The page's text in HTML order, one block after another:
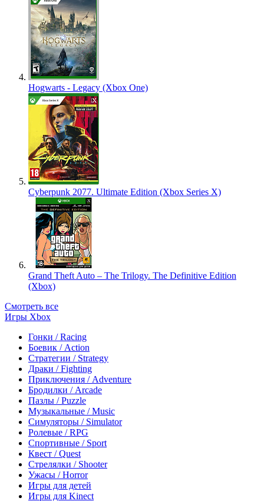
Hogwarts - Legacy (Xbox One)
Cyberpunk 2077. Ultimate Edition (Xbox Series X)
Grand Theft Auto – The Trilogy. The Definitive Edition
(Xbox)
Смотреть все
Игры Xbox
Гонки / Racing
Боевик / Action
Стратегии / Strategy
Драки / Fighting
Приключения / Adventure
Бродилки / Arcade
Пазлы / Puzzle
Музыкальные / Music
Симуляторы / Simulator
Ролевые / RPG
Спортивные / Sport
Квест / Quest
Стрелялки / Shooter
Ужасы / Horror
Игры для детей
Игры для Kinect